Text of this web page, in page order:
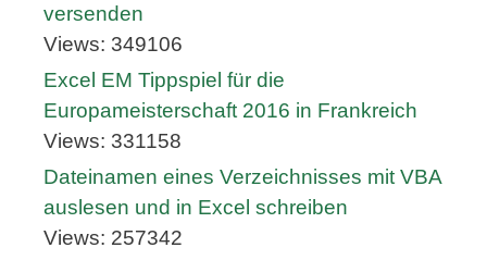
versenden
Views: 349106
Excel EM Tippspiel für die
Europameisterschaft 2016 in Frankreich
Views: 331158
Dateinamen eines Verzeichnisses mit VBA
auslesen und in Excel schreiben
Views: 257342